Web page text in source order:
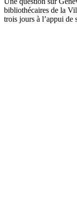
bibliothécaires de la
trois jours à l’appui de